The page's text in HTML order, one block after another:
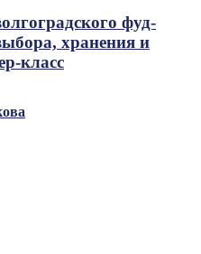
фуд-
хранения и
класс